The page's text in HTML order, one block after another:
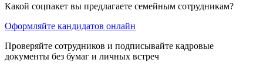
Какой соцпакет вы предлагаете семейным сотрудникам?
Оформляйте кандидатов онлайн
Проверяйте сотрудников и подписывайте кадровые
документы без бумаг и личных встреч